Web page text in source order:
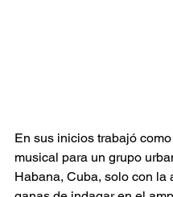
En sus inicios trabajó
musical para un grupo
Habana, Cuba, solo con la